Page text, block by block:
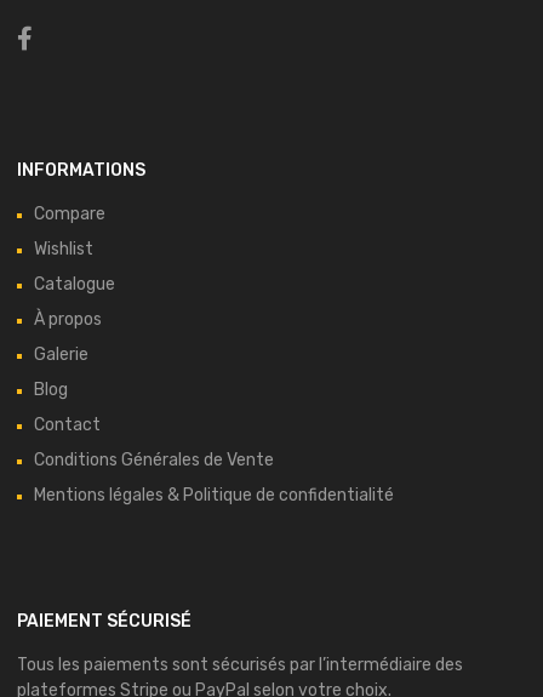
INFORMATIONS
Compare
Wishlist
Catalogue
À propos
Galerie
Blog
Contact
Conditions Générales de Vente
Mentions légales & Politique de confidentialité
PAIEMENT SÉCURISÉ
Tous les paiements sont sécurisés par l’intermédiaire des
plateformes Stripe ou PayPal selon votre choix.